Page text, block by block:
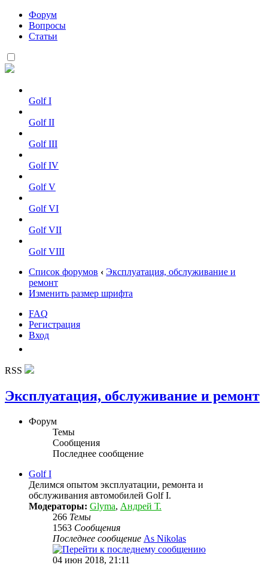
Форум
Вопросы
Статьи
Golf I
Golf II
Golf III
Golf IV
Golf V
Golf VI
Golf VII
Golf VIII
Список форумов ‹ Эксплуатация, обслуживание и
ремонт
Изменить размер шрифта
FAQ
Регистрация
Вход
RSS
Эксплуатация, обслуживание и ремонт
Форум
Темы
Сообщения
Последнее сообщение
Golf I
Делимся опытом эксплуатации, ремонта и
обслуживания автомобилей Golf I.
Модераторы: Glyma, Андрей Т.
266 Темы
1563 Сообщения
Последнее сообщение As Nikolas
04 июн 2018, 21:11